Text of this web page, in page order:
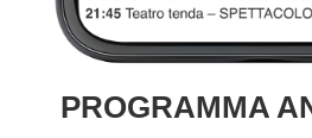
PROGRAMMA